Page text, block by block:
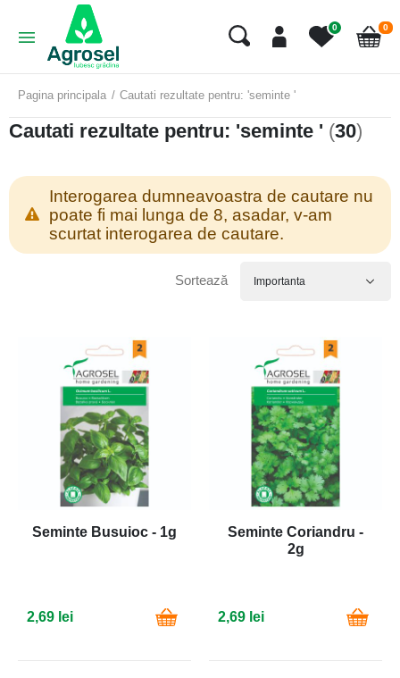
0
Cart
0
Pagina principala Cautati rezultate pentru: 'seminte '
Cautati rezultate pentru: 'seminte ' (30)
Interogarea dumneavoastra de cautare nu
poate fi mai lunga de 8, asadar, v-am
scurtat interogarea de cautare.
Sortează
Seminte Busuioc - 1g
2,69 lei
Seminte Coriandru -
2g
2,69 lei